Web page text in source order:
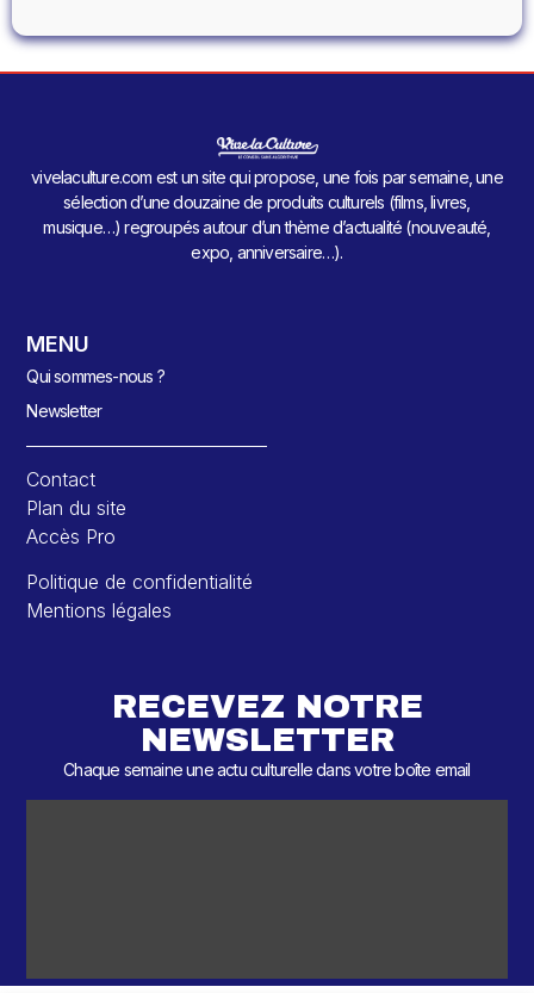
vivelaculture.com est un site qui propose, une fois par semaine, une
sélection d’une douzaine de produits culturels (films, livres,
musique…) regroupés autour d’un thème d’actualité (nouveauté,
expo, anniversaire…).
MENU
Qui sommes-nous ?
Newsletter
Contact
Plan du site
Accès Pro
Politique de confidentialité
Mentions légales
RECEVEZ NOTRE
NEWSLETTER
Chaque semaine une actu culturelle dans votre boîte email